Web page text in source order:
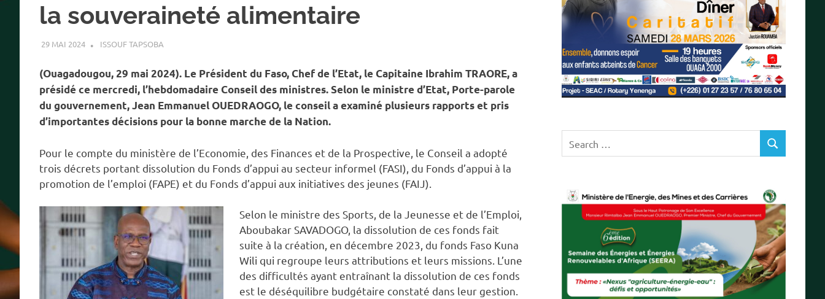
la souveraineté alimentaire
29 MAI 2024 ISSOUF TAPSOBA
(Ouagadougou, 29 mai 2024). Le Président du Faso, Chef de l’Etat, le Capitaine Ibrahim TRAORE, a
présidé ce mercredi, l’hebdomadaire Conseil des ministres. Selon le ministre d’Etat, Porte-parole
du gouvernement, Jean Emmanuel OUEDRAOGO, le conseil a examiné plusieurs rapports et pris
d’importantes décisions pour la bonne marche de la Nation.
Pour le compte du ministère de l’Economie, des Finances et de la Prospective, le Conseil a adopté
trois décrets portant dissolution du Fonds d’appui au secteur informel (FASI), du Fonds d’appui à la
promotion de l’emploi (FAPE) et du Fonds d’appui aux initiatives des jeunes (FAIJ).
Selon le ministre des Sports, de la Jeunesse et de l’Emploi,
Aboubakar SAVADOGO, la dissolution de ces fonds fait
suite à la création, en décembre 2023, du fonds Faso Kuna
Wili qui regroupe leurs attributions et leurs missions. L’une
des difficultés ayant entraînant la dissolution de ces fonds
est le déséquilibre budgétaire constaté dans leur gestion.
for:
SEARCH